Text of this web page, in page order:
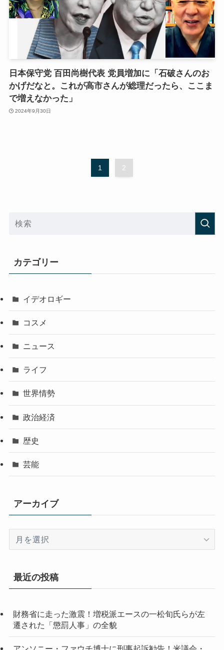
日本保守党 百田尚樹代表 党員増加に「石破さんのお
かげだなと。これが高市さんが総理だったら、ここま
で増えなかった」
2024年9月30日
1 2
カテゴリー
イデオロギー
コスメ
ニュース
ライフ
世界情勢
政治経済
歴史
芸能
アーカイブ
イ
最近の投稿
財務省に走った激震！増税派エースの一松旬氏らが左
遷された「懲罰人事」の全貌